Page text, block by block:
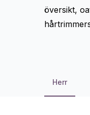
översikt,
Herr